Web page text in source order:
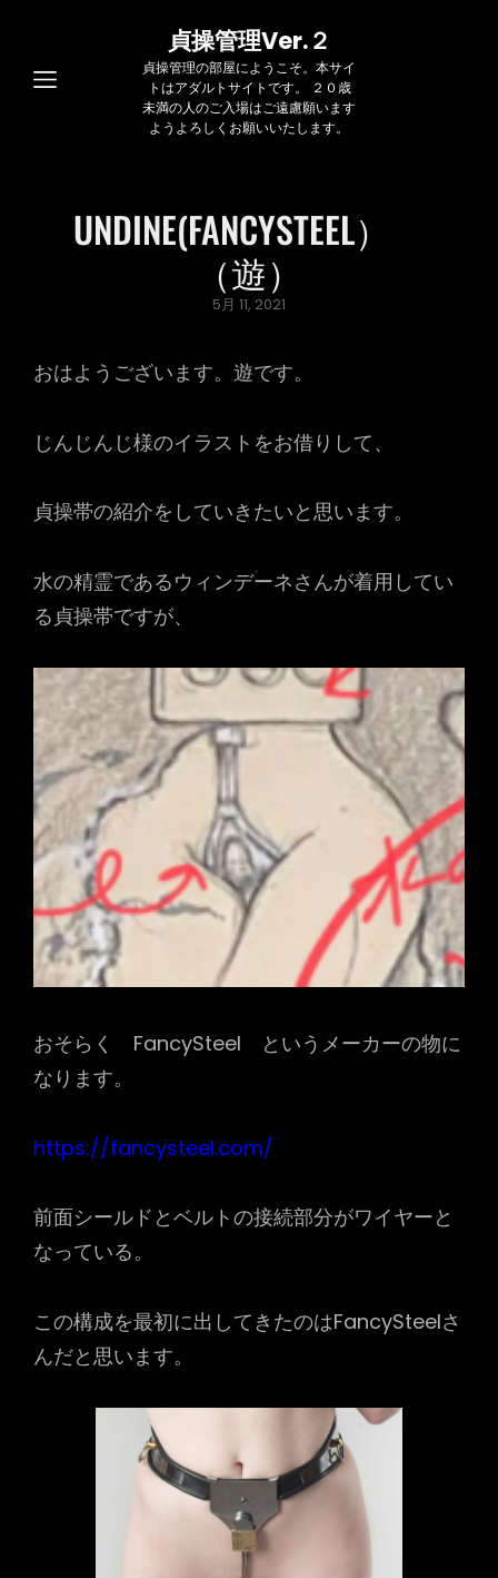
貞操管理Ver.２
貞操管理の部屋にようこそ。本サイ
トはアダルトサイトです。 ２０歳
未満の人のご入場はご遠慮願います
ようよろしくお願いいたします。
UNDINE(FANCYSTEEL）
（遊）
Posted
5月 11, 2021
おはようございます。遊です。
じんじんじ様のイラストをお借りして、
貞操帯の紹介をしていきたいと思います。
水の精霊であるウィンデーネさんが着用してい
る貞操帯ですが、
おそらく FancySteel というメーカーの物に
なります。
https://fancysteel.com/
前面シールドとベルトの接続部分がワイヤーと
なっている。
この構成を最初に出してきたのはFancySteelさ
んだと思います。